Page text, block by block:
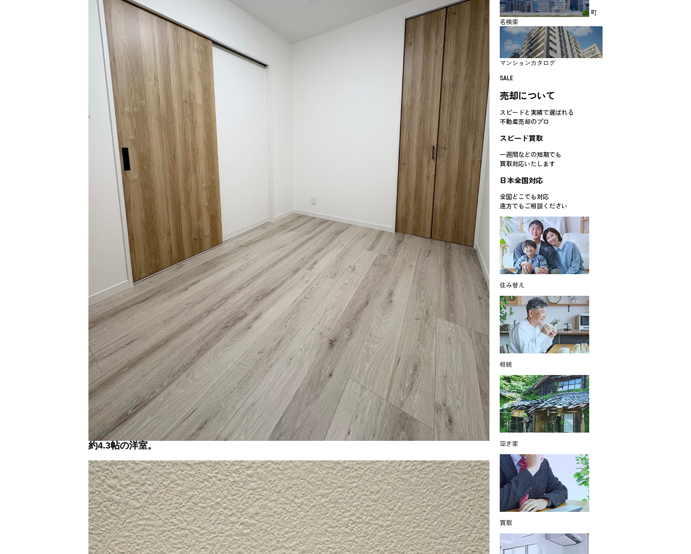
約4.3帖の洋室。
町
名検索
マンションカタログ
SALE
売却について
スピードと実績で選ばれる
不動産売却のプロ
スピード買取
一週間などの短期でも
買取対応いたします
日本全国対応
全国どこでも対応
遠方でもご相談ください
住み替え
相続
空き家
買取